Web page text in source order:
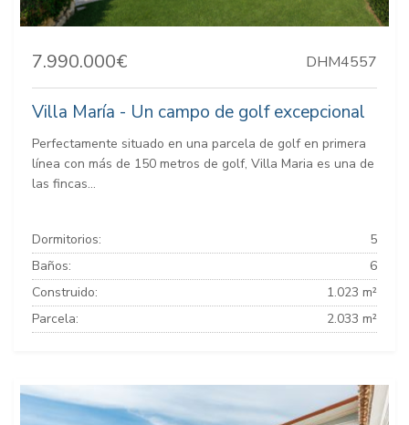
7.990.000€ DHM4557
Villa María - Un campo de golf excepcional
Perfectamente situado en una parcela de golf en primera
línea con más de 150 metros de golf, Villa Maria es una de
las fincas...
Dormitorios:
5
Baños:
6
Construido:
1.023 m²
Parcela:
2.033 m²